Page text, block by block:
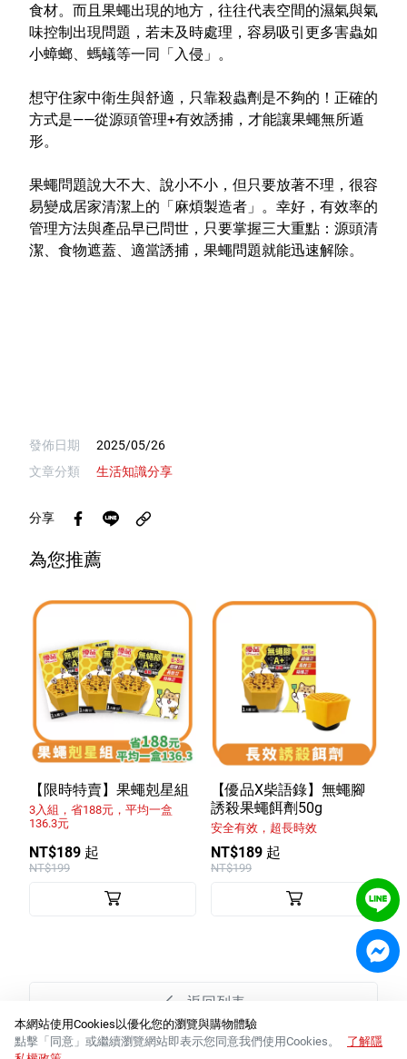
食材。而且果蠅出現的地方，往往代表空間的濕氣與氣
味控制出現問題，若未及時處理，容易吸引更多害蟲如
小蟑螂、螞蟻等一同「入侵」。
想守住家中衛生與舒適，只靠殺蟲劑是不夠的！正確的
方式是——從源頭管理+有效誘捕，才能讓果蠅無所遁
形。
果蠅問題說大不大、說小不小，但只要放著不理，很容
易變成居家清潔上的「麻煩製造者」。幸好，有效率的
管理方法與產品早已問世，只要掌握三大重點：源頭清
潔、食物遮蓋、適當誘捕，果蠅問題就能迅速解除。
發佈日期
2025/05/26
文章分類
生活知識分享
分享
為您推薦
【限時特賣】果蠅剋星組
3入組，省188元，平均一盒
136.3元
NT$189 起
NT$199
【優品X柴語錄】無蠅腳
誘殺果蠅餌劑50g
安全有效，超長時效
NT$189 起
NT$199
返回列表
本網站使用Cookies以優化您的瀏覽與購物體驗
點擊「同意」或繼續瀏覽網站即表示您同意我們使用Cookies。
了解隱